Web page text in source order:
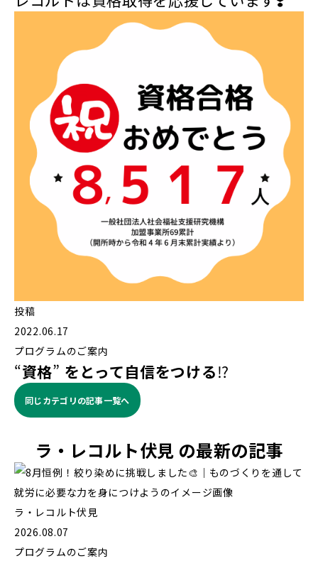
投稿
2022.06.17
プログラムのご案内
“資格” をとって自信をつける⁉️
同じカテゴリの記事⼀覧へ
ラ・レコルト伏見 の最新の記事
ラ・レコルト伏見
2026.08.07
プログラムのご案内